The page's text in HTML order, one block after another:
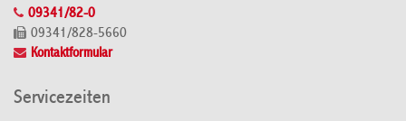
09341/82-0
09341/828-5660
Kontaktformular
Servicezeiten